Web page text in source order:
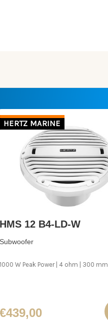
HERTZ MARINE
HMS 12 B4-LD-W
Subwoofer
1000 W Peak Power | 4 ohm | 300 mm
€439,00